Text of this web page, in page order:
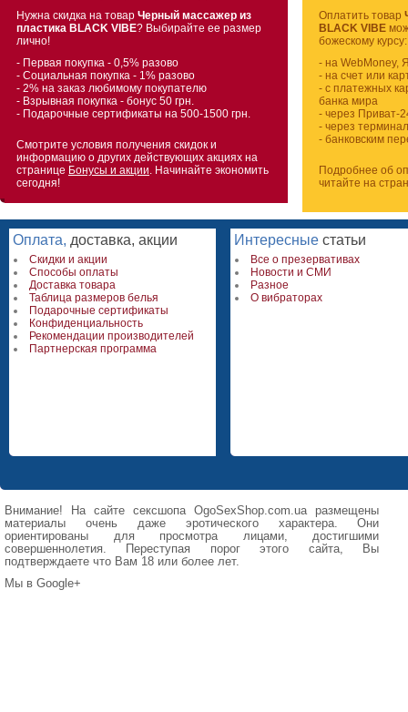
Нужна скидка на товар Черный массажер из
пластика BLACK VIBE? Выбирайте ее размер
лично!
- Первая покупка - 0,5% разово
- Социальная покупка - 1% разово
- 2% на заказ любимому покупателю
- Взрывная покупка - бонус 50 грн.
- Подарочные сертификаты на 500-1500 грн.
Смотрите условия получения скидок и
информацию о других действующих акциях на
странице Бонусы и акции. Начинайте экономить
сегодня!
Оплатить товар
BLACK VIBE
божескому курсу:
- на WebMoney,
- на счет или
- с платежных
банка мира
- через Приват-
- через
- банковским
Подробнее об
читайте на
Оплата, доставка, акции
Скидки и акции
Способы оплаты
Доставка товара
Таблица размеров белья
Подарочные сертификаты
Конфиденциальность
Рекомендации производителей
Партнерская программа
Интересные статьи
Все о презервативах
Новости и СМИ
Разное
О вибраторах
Внимание! На сайте сексшопа OgoSexShop.com.ua размещены
материалы очень даже эротического характера. Они
ориентированы для просмотра лицами, достигшими
совершеннолетия. Переступая порог этого сайта, Вы
подтверждаете что Вам 18 или более лет.
Мы в Google+